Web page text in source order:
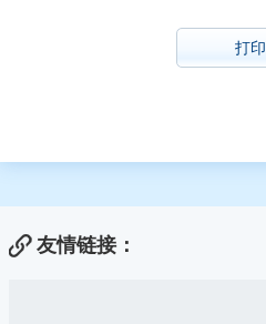
打印
友情链接：